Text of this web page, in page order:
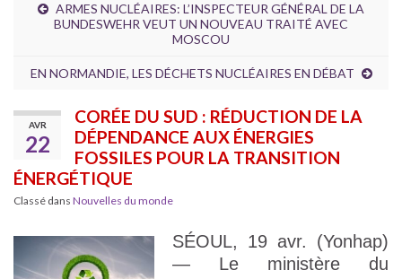
ARMES NUCLÉAIRES: L’INSPECTEUR GÉNÉRAL DE LA
BUNDESWEHR VEUT UN NOUVEAU TRAITÉ AVEC
MOSCOU
EN NORMANDIE, LES DÉCHETS NUCLÉAIRES EN DÉBAT
AVR
22
CORÉE DU SUD : RÉDUCTION DE LA
DÉPENDANCE AUX ÉNERGIES
FOSSILES POUR LA TRANSITION
ÉNERGÉTIQUE
Classé dans Nouvelles du monde
SÉOUL, 19 avr. (Yonhap)
— Le ministère du